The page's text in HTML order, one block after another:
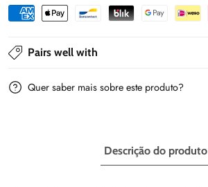
45
cm&#39;s
d&#39;Onil
d&#39;Onil
Pairs well with
Quer saber mais sobre este produto?
Descrição do produto